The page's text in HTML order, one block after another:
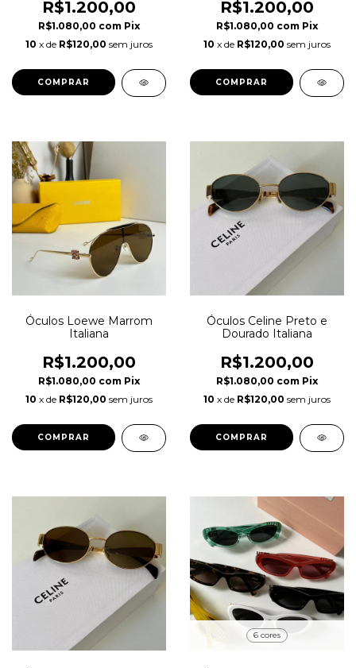
R$1.200,00
R$1.080,00 com Pix
10 x de R$120,00 sem juros
COMPRAR
R$1.200,00
R$1.080,00 com Pix
10 x de R$120,00 sem juros
COMPRAR
Óculos Loewe Marrom
Italiana
R$1.200,00
R$1.080,00 com Pix
10 x de R$120,00 sem juros
Óculos Celine Preto e
Dourado Italiana
R$1.200,00
R$1.080,00 com Pix
10 x de R$120,00 sem juros
6 cores